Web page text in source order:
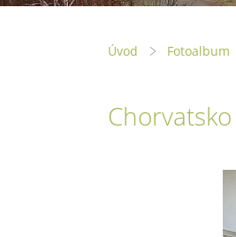
Úvod Fotoalbum